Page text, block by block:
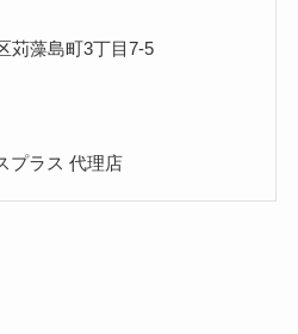
苅藻島町3丁目7-5
プラス 代理店